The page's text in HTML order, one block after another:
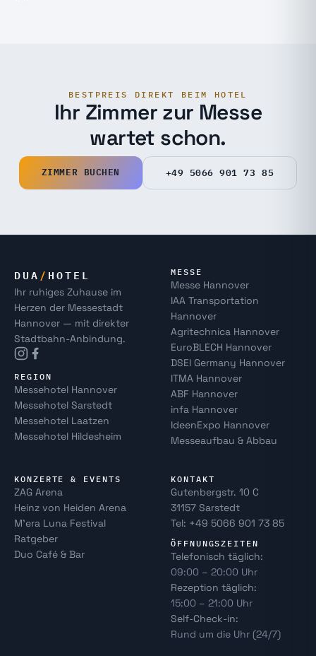
BESTPREIS DIREKT BEIM HOTEL
Ihr Zimmer zur Messe
wartet schon.
ZIMMER BUCHEN +49 5066 901 73 85
DUA/ HOTEL
Ihr ruhiges Zuhause im
Herzen der Messestadt
Hannover — mit direkter
Stadtbahn-Anbindung.
REGION
Messehotel Hannover
Messehotel Sarstedt
Messehotel Laatzen
Messehotel Hildesheim
MESSE
Messe Hannover
IAA Transportation
Hannover
Agritechnica Hannover
EuroBLECH Hannover
DSEI Germany Hannover
ITMA Hannover
ABF Hannover
infa Hannover
IdeenExpo Hannover
Messeaufbau & Abbau
KONZERTE & EVENTS
ZAG Arena
Heinz von Heiden Arena
M’era Luna Festival
Ratgeber
Duo Café & Bar
KONTAKT
Gutenbergstr. 10 C
31157 Sarstedt
Tel: +49 5066 901 73 85
ÖFFNUNGSZEITEN
Telefonisch täglich:
09:00 – 20:00 Uhr
Rezeption täglich:
15:00 – 21:00 Uhr
Self-Check-in:
Rund um die Uhr (24/7)